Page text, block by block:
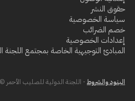
حقوق النشر
سياسة الخصوصية
خصم الضرائب
إعدادات الخصوصية
المبادئ التوجيهية الخاصة بمجتمع اللجنة
البنود والشروط - اللجنة الدولية للصليب الأحمر ©2026 - جميع الحقوق محفوظة